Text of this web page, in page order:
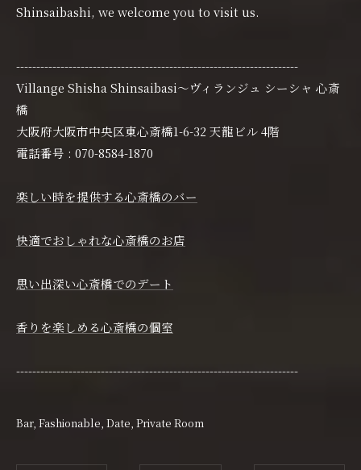
Shinsaibashi, we welcome you to visit us.
----------------------------------------------------------------------
Villange Shisha Shinsaibasi〜ヴィランジュ シーシャ 心斎
橋
大阪府大阪市中央区東心斎橋1-6-32 天龍ビル 4階
電話番号 : 070-8584-1870
楽しい時を提供する心斎橋のバー
快適でおしゃれな心斎橋のお店
思い出深い心斎橋でのデート
香りを楽しめる心斎橋の個室
----------------------------------------------------------------------
Bar Fashionable Date Private Room